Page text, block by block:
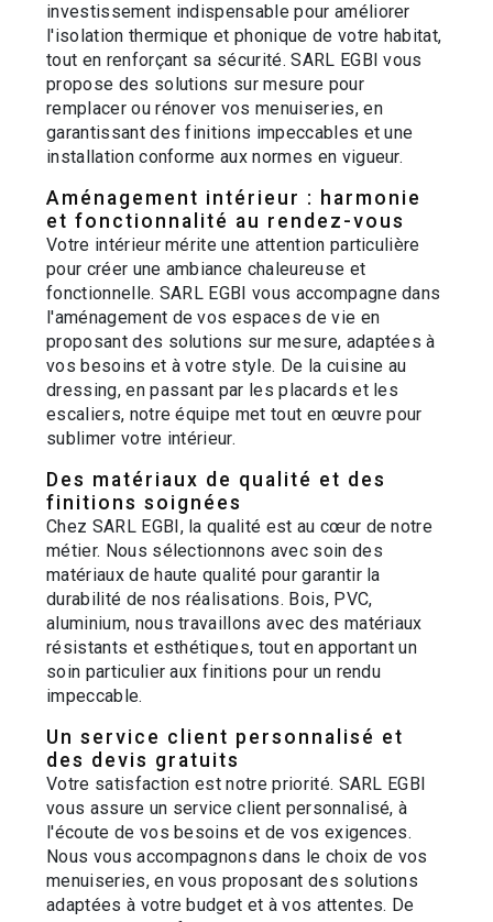
investissement indispensable pour améliorer
l'isolation thermique et phonique de votre habitat,
tout en renforçant sa sécurité. SARL EGBI vous
propose des solutions sur mesure pour
remplacer ou rénover vos menuiseries, en
garantissant des finitions impeccables et une
installation conforme aux normes en vigueur.
Aménagement intérieur : harmonie
et fonctionnalité au rendez-vous
Votre intérieur mérite une attention particulière
pour créer une ambiance chaleureuse et
fonctionnelle. SARL EGBI vous accompagne dans
l'aménagement de vos espaces de vie en
proposant des solutions sur mesure, adaptées à
vos besoins et à votre style. De la cuisine au
dressing, en passant par les placards et les
escaliers, notre équipe met tout en œuvre pour
sublimer votre intérieur.
Des matériaux de qualité et des
finitions soignées
Chez SARL EGBI, la qualité est au cœur de notre
métier. Nous sélectionnons avec soin des
matériaux de haute qualité pour garantir la
durabilité de nos réalisations. Bois, PVC,
aluminium, nous travaillons avec des matériaux
résistants et esthétiques, tout en apportant un
soin particulier aux finitions pour un rendu
impeccable.
Un service client personnalisé et
des devis gratuits
Votre satisfaction est notre priorité. SARL EGBI
vous assure un service client personnalisé, à
l'écoute de vos besoins et de vos exigences.
Nous vous accompagnons dans le choix de vos
menuiseries, en vous proposant des solutions
adaptées à votre budget et à vos attentes. De